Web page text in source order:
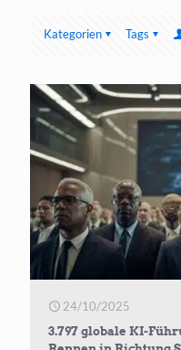
Kategorien Tags
24/10/2025
3.797 globale KI-